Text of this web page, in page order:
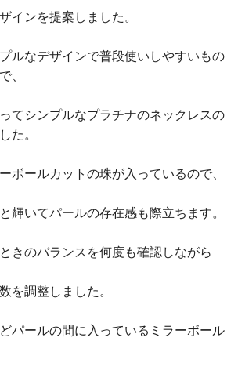
インを提案しました。
ルなデザインで普段使いしやすいもの
、
てシンプルなプラチナのネックレスの
た。
ボールカットの珠が入っているので、
輝いてパールの存在感も際立ちます。
きのバランスを何度も確認しながら
を調整しました。
パールの間に入っているミラーボール